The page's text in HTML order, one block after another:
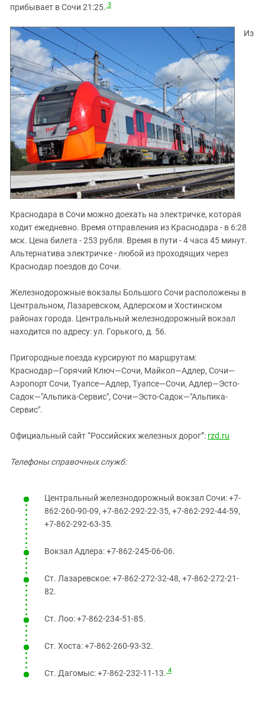
прибывает в Сочи 21:25. 3
Из
Краснодара в Сочи можно доехать на электричке, которая
ходит ежедневно. Время отправления из Краснодара - в 6:28
мск. Цена билета - 253 рубля. Время в пути - 4 часа 45 минут.
Альтернатива электричке - любой из проходящих через
Краснодар поездов до Сочи.
Железнодорожные вокзалы Большого Сочи расположены в
Центральном, Лазаревском, Адлерском и Хостинском
районах города. Центральный железнодорожный вокзал
находится по адресу: ул. Горького, д. 56.
Пригородные поезда курсируют по маршрутам:
Краснодар—Горячий Ключ—Сочи, Майкоп—Адлер, Сочи—
Аэропорт Сочи, Туапсе—Адлер, Туапсе—Сочи, Адлер—Эсто-
Садок—"Альпика-Сервис", Сочи—Эсто-Садок—"Альпика-
Сервис".
Официальный сайт “Российских железных дорог”: rzd.ru
Телефоны справочных служб:
Центральный железнодорожный вокзал Сочи: +7-
862-260-90-09, +7-862-292-22-35, +7-862-292-44-59,
+7-862-292-63-35.
Вокзал Адлера: +7-862-245-06-06.
Ст. Лазаревское: +7-862-272-32-48, +7-862-272-21-
82.
Ст. Лоо: +7-862-234-51-85.
Ст. Хоста: +7-862-260-93-32.
Ст. Дагомыс: +7-862-232-11-13. 4